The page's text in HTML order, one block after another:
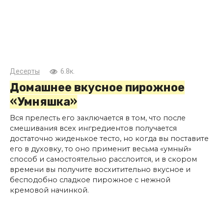
Десерты 6.8к.
Домашнее вкусное пирожное
«Умняшка»
Вся прелесть его заключается в том, что после
смешивания всех ингредиентов получается
достаточно жиденькое тесто, но когда вы поставите
его в духовку, то оно применит весьма «умный»
способ и самостоятельно расслоится, и в скором
времени вы получите восхитительно вкусное и
бесподобно сладкое пирожное с нежной
кремовой начинкой.